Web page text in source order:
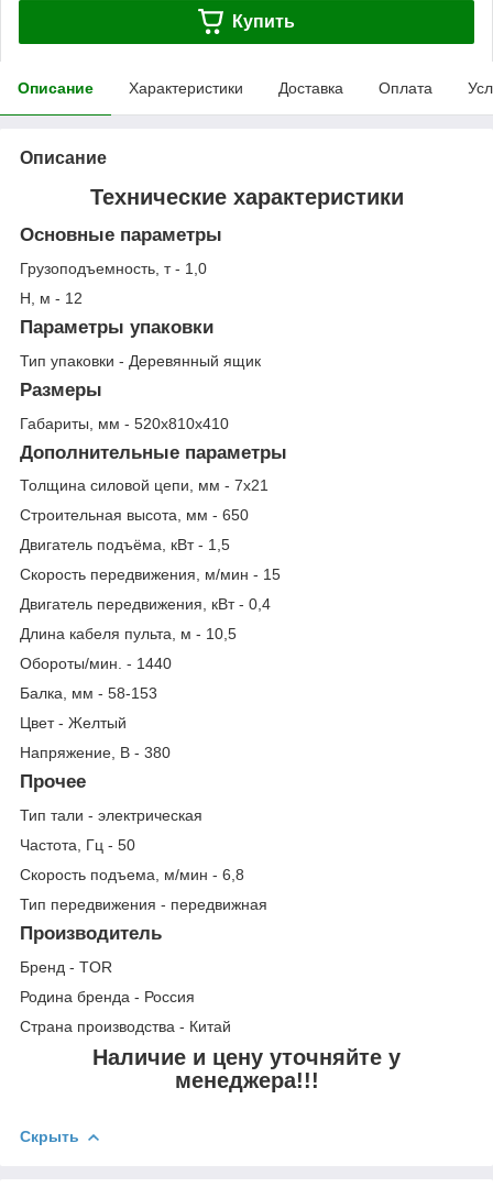
Купить
Описание Характеристики Доставка Оплата
Описание
Технические характеристики
Основные параметры
Грузоподъемность, т - 1,0
Н, м - 12
Параметры упаковки
Тип упаковки - Деревянный ящик
Размеры
Габариты, мм - 520х810х410
Дополнительные параметры
Толщина силовой цепи, мм - 7х21
Строительная высота, мм - 650
Двигатель подъёма, кВт - 1,5
Скорость передвижения, м/мин - 15
Двигатель передвижения, кВт - 0,4
Длина кабеля пульта, м - 10,5
Обороты/мин. - 1440
Балка, мм - 58-153
Цвет - Желтый
Напряжение, В - 380
Прочее
Тип тали - электрическая
Частота, Гц - 50
Скорость подъема, м/мин - 6,8
Тип передвижения - передвижная
Производитель
Бренд - TOR
Родина бренда - Россия
Страна производства - Китай
Наличие и цену уточняйте у
менеджера!!!
Скрыть